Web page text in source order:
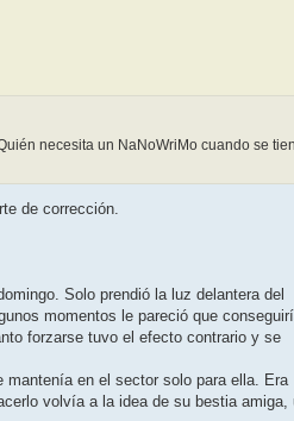
necesita un NaNoWriMo cuando se
de corrección.
Solo prendió la luz delantera del
momentos le pareció que
forzarse tuvo el efecto contrario y se
en el sector solo para ella. Era
volvía a la idea de su bestia amiga,